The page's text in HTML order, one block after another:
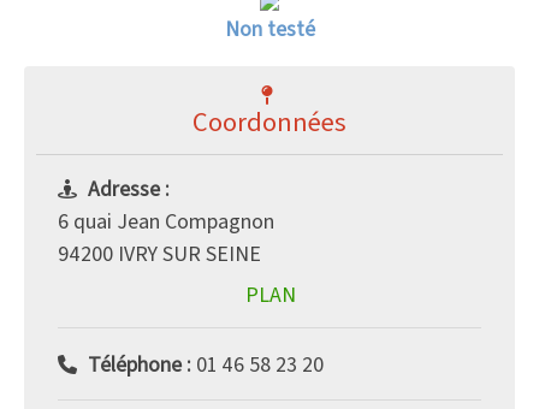
Non testé
Coordonnées
Adresse :
6 quai Jean Compagnon
94200 IVRY SUR SEINE
PLAN
Téléphone : 01 46 58 23 20